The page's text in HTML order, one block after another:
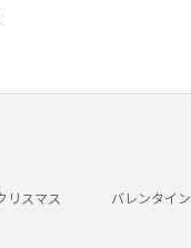
リスマス バレンタイン